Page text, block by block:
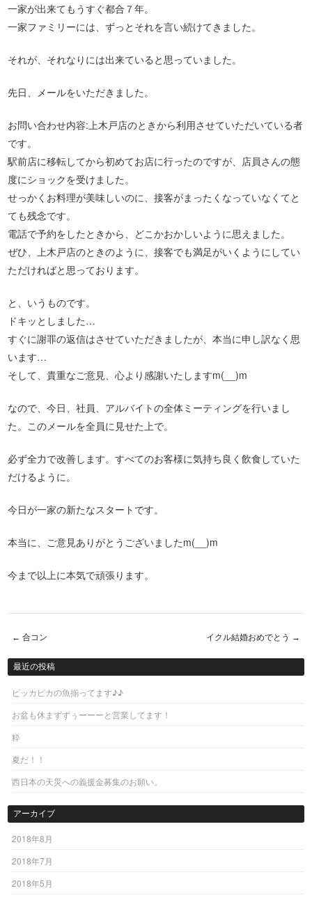
一家が出来てもうすぐ都合７年。
一家ファミリーには、ずっとそれを言い続けてきました。
それが、それなりには出来ていると思っていました。
先日、メールをいただきました。
お問い合わせ内容:上木戸店のときから利用させていただいている者
です。
駅前店に移転してから初めてお店に行ったのですが、店員さんの態
度にショックを受けました。
せっかくお料理が美味しいのに、接客がまったくなっていなくてと
ても残念です。
電話で予約をしたときから、どこかおかしいように思えました。
ぜひ、上木戸店のときのように、接客でも満足がいくようにしてい
ただければと思っております。
と、いうものです。
ドキッとしました…
すぐに謝罪の返信はさせていただきましたが、本当に申し訳なく思
います…
そして、貴重なご意見、心より感謝いたしますm(__)m
なので、今日、社員、アルバイトの全体ミーティングを行いまし
た。このメールを全員に見せた上で。
必ず全力で改善します。すべてのお客様に気持ち良く飲食していた
だけるように。
今日が一家の新たなスタートです。
本当に、ご意見ありがとうございましたm(__)m
今まで以上に本気で頑張ります。
Post navigation
← 合コン イクル結婚おめでとう →
最近の投稿
ピッカピカの魚揃ってます♪♪
お盆も休まずずぅーーーと営業してます！
粋
夏だ！！
西日本の天災への義援金募集のお願い。
アーカイブ
2018年8月
2018年7月
2018年5月